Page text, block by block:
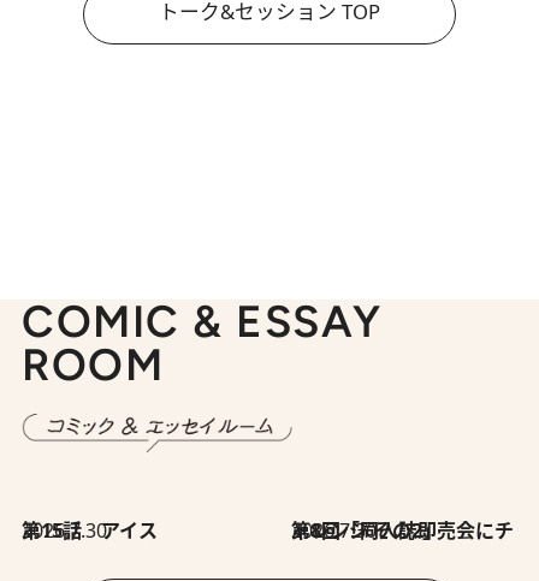
トーク&セッション TOP
COMIC & ESSAY
ROOM
2026.7.30
第15話 アイス 2026.7.30
第8回「同人誌即売会にチャレンジ その2」